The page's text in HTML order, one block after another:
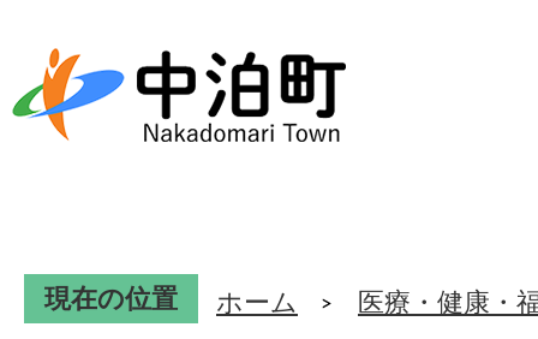
現在の位置 ホーム 医療・健康・